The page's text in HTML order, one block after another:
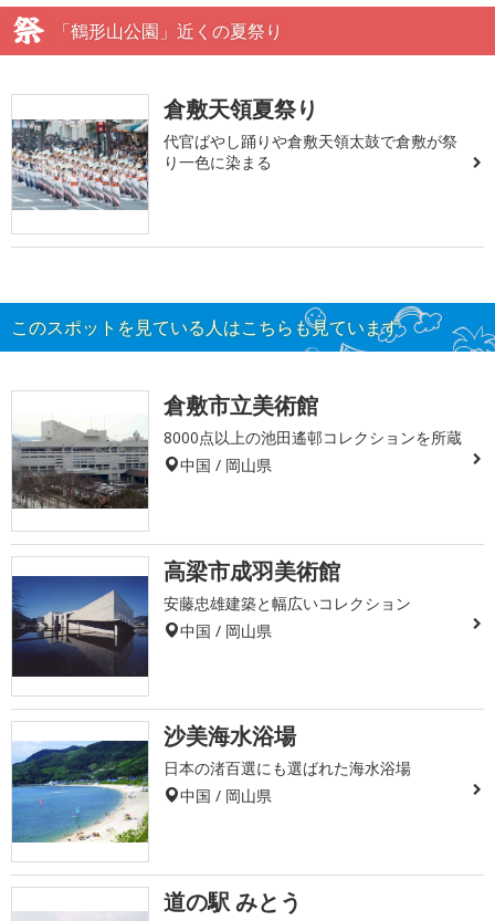
「鶴形山公園」近くの夏祭り
倉敷天領夏祭り
代官ばやし踊りや倉敷天領太鼓で倉敷が祭
り一色に染まる
このスポットを見ている人はこちらも見ています
倉敷市立美術館
8000点以上の池田遙邨コレクションを所蔵
中国 / 岡山県
高梁市成羽美術館
安藤忠雄建築と幅広いコレクション
中国 / 岡山県
沙美海水浴場
日本の渚百選にも選ばれた海水浴場
中国 / 岡山県
道の駅 みとう